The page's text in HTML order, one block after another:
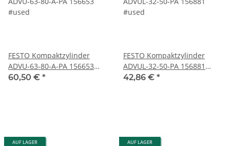
FESTO Kompaktzylinder
ADVU-63-80-A-PA 156653
#used
60,50 € *
FESTO Kompaktzylinder
ADVUL-32-50-PA 156881
#used
42,86 € *
AUF LAGER AUF LAGER